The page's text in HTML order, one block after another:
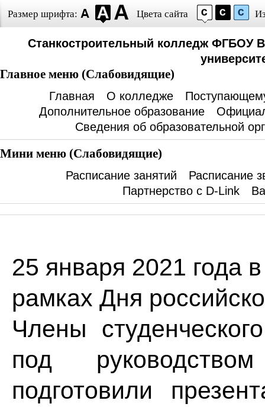
Размер шрифта: Цвета сайта
Станкостроительный колледж ФГБОУ
Главное меню (Слабовидящие)
Главная О колледже
Дополнительное образование
Сведения об образовательной
Мини меню (Слабовидящие)
Расписание занятий
Расписание
Партнерство с D-Link
25 января 2021 года
рамках Дня
Члены
под
подготовили